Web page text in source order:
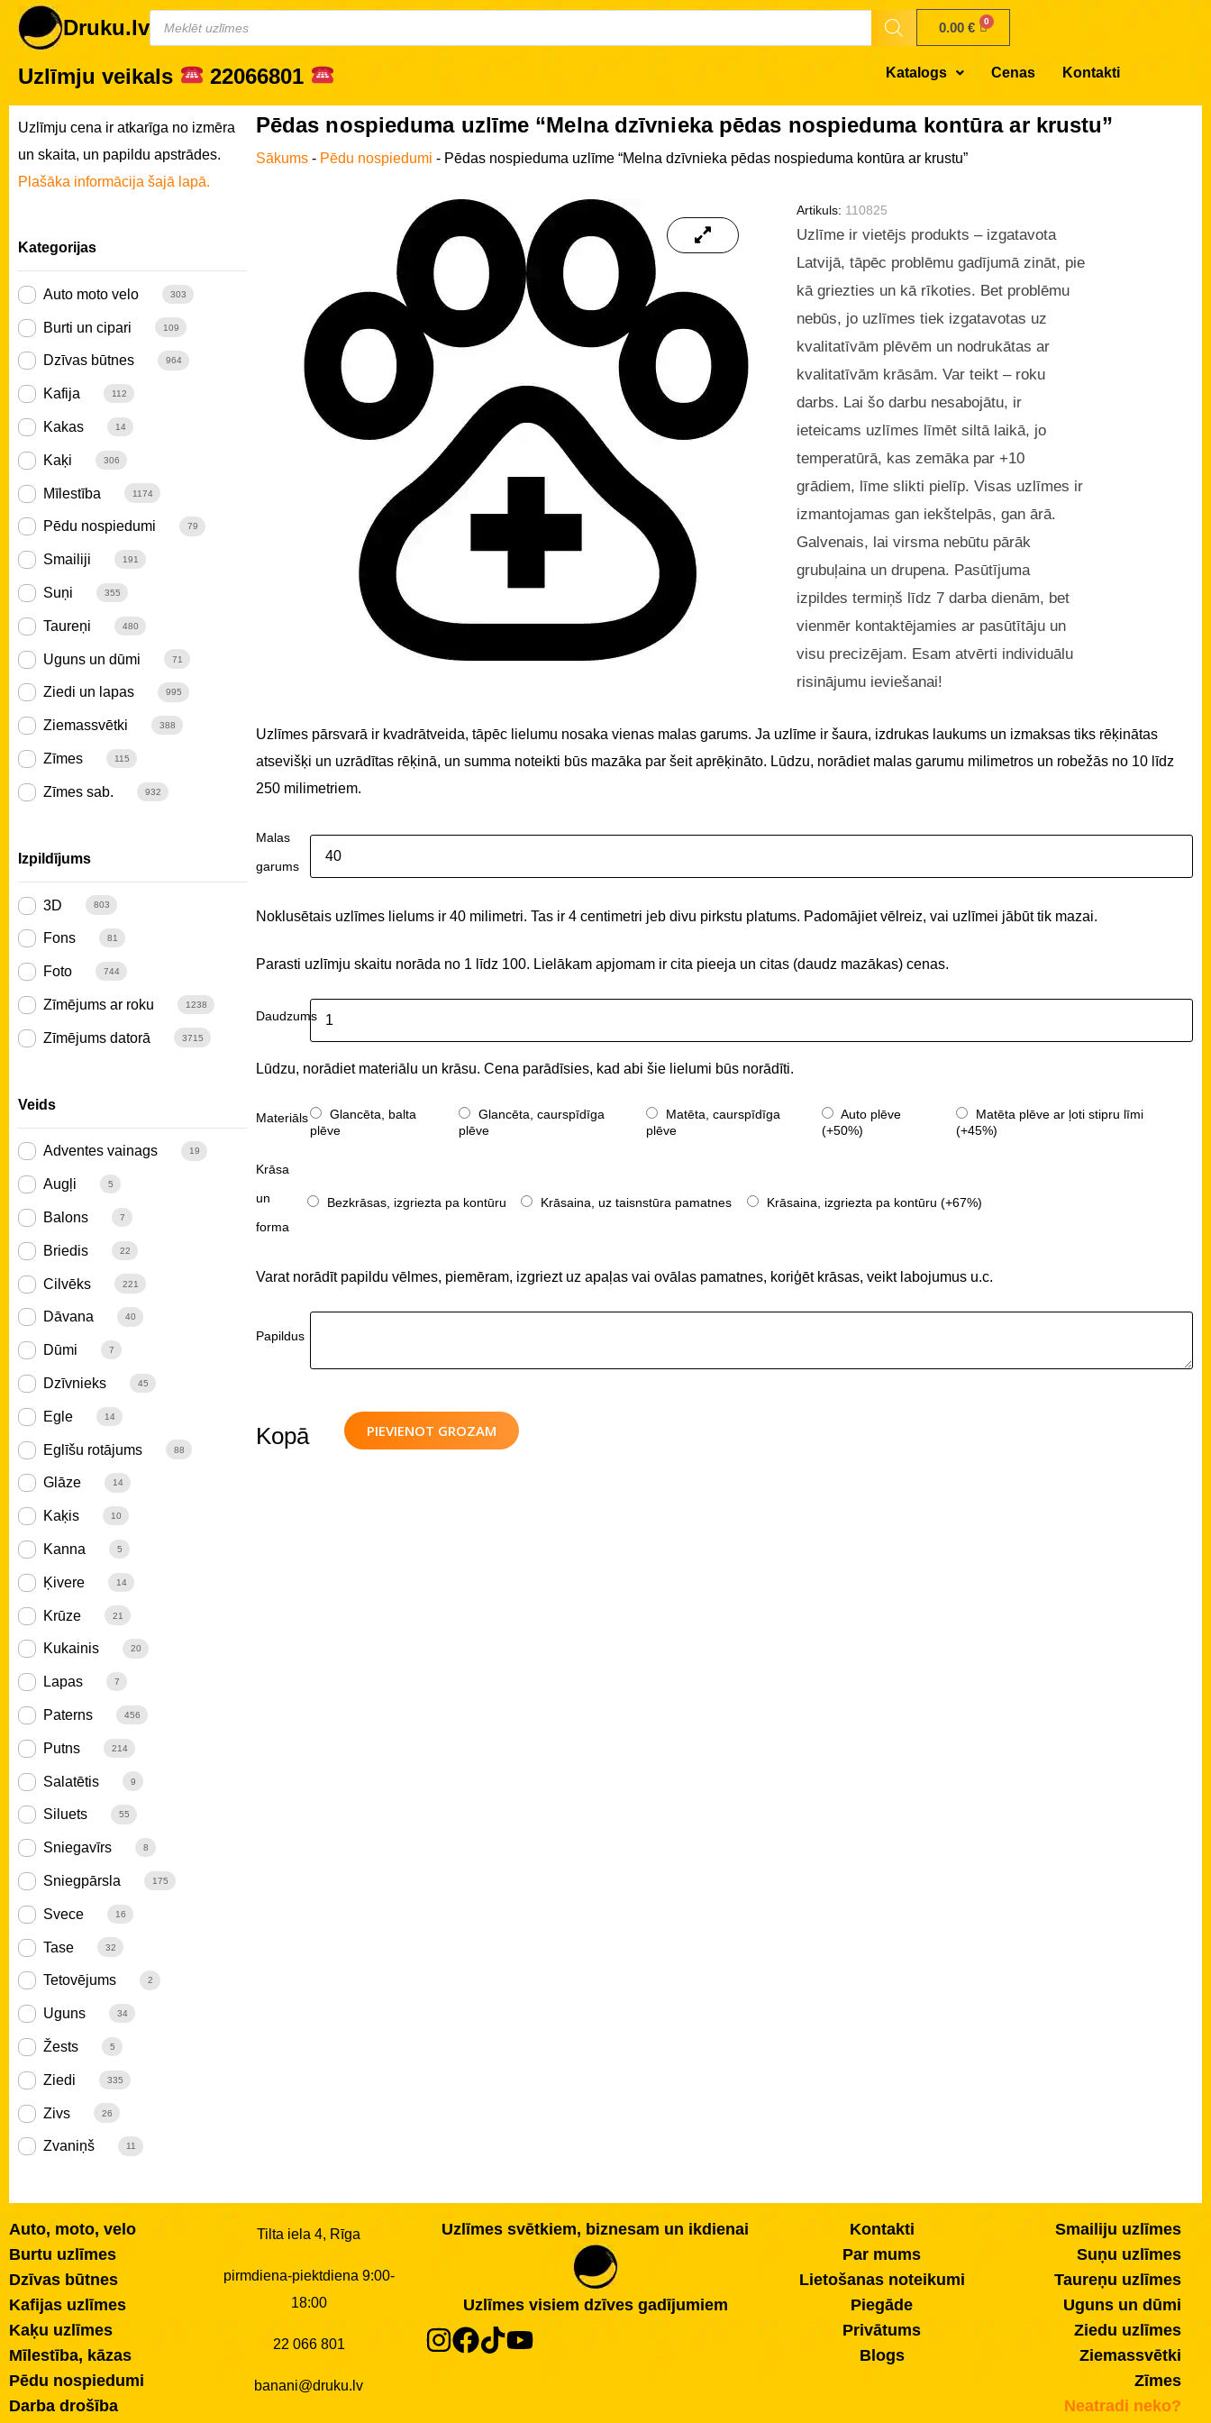
Druku.lv 0.00€
Uzlīmju veikals 22066801 Katalogs Cenas Kontakti
Uzlīmju cena ir atkarīga no izmēra
un skaita, un papildu apstrādes.
Plašāka informācija šajā lapā.
Kategorijas
Auto moto velo 303
Burti un cipari 109
Dzīvas būtnes 964
Kafija 112
Kakas 14
Kaķi 306
Mīlestība 1174
Pēdu nospiedumi 79
Smailiji 191
Suņi 355
Taureņi 480
Uguns un dūmi 71
Ziedi un lapas 995
Ziemassvētki 388
Zīmes 115
Zīmes sab. 932
Izpildījums
3D 803
Fons 81
Foto 744
Zīmējums ar roku 1238
Zīmējums datorā 3715
Veids
Adventes vainags 19
Augļi 5
Balons 7
Briedis 22
Cilvēks 221
Dāvana 40
Dūmi 7
Dzīvnieks 45
Egle 14
Eglīšu rotājums 88
Glāze 14
Kaķis 10
Kanna 5
Ķivere 14
Krūze 21
Kukainis 20
Lapas 7
Paterns 456
Putns 214
Salatētis 9
Siluets 55
Sniegavīrs 8
Sniegpārsla 175
Svece 16
Tase 32
Tetovējums 2
Uguns 34
Žests 5
Ziedi 335
Zivs 26
Zvaniņš 11
Pēdas nospieduma uzlīme “Melna dzīvnieka pēdas nospieduma kontūra ar krustu”
Sākums- Pēdu nospiedumi - Pēdas nospieduma uzlīme “Melna dzīvnieka pēdas nospieduma kontūra ar krustu”
Artikuls: 110825
Uzlīme ir vietējs produkts – izgatavota
Latvijā, tāpēc problēmu gadījumā zināt, pie
kā griezties un kā rīkoties. Bet problēmu
nebūs, jo uzlīmes tiek izgatavotas uz
kvalitatīvām plēvēm un nodrukātas ar
kvalitatīvām krāsām. Var teikt – roku
darbs. Lai šo darbu nesabojātu, ir
ieteicams uzlīmes līmēt siltā laikā, jo
temperatūrā, kas zemāka par +10
grādiem, līme slikti pielīp. Visas uzlīmes ir
izmantojamas gan iekštelpās, gan ārā.
Galvenais, lai virsma nebūtu pārāk
grubuļaina un drupena. Pasūtījuma
izpildes termiņš līdz 7 darba dienām, bet
vienmēr kontaktējamies ar pasūtītāju un
visu precizējam. Esam atvērti individuālu
risinājumu ieviešanai!
Uzlīmes pārsvarā ir kvadrātveida, tāpēc lielumu nosaka vienas malas garums. Ja uzlīme ir šaura, izdrukas laukums un izmaksas tiks rēķinātas
atsevišķi un uzrādītas rēķinā, un summa noteikti būs mazāka par šeit aprēķināto. Lūdzu, norādiet malas garumu milimetros un robežās no 10 līdz
250 milimetriem.
Malas
garums
Noklusētais uzlīmes lielums ir 40 milimetri. Tas ir 4 centimetri jeb divu pirkstu platums. Padomājiet vēlreiz, vai uzlīmei jābūt tik mazai.
Parasti uzlīmju skaitu norāda no 1 līdz 100. Lielākam apjomam ir cita pieeja un citas (daudz mazākas) cenas.
Daudzums
Lūdzu, norādiet materiālu un krāsu. Cena parādīsies, kad abi šie lielumi būs norādīti.
Materiāls
Glancēta, balta
plēve
Glancēta, caurspīdīga
plēve
Matēta, caurspīdīga
plēve
Auto plēve
(+50%)
Matēta plēve ar ļoti stipru līmi
(+45%)
Krāsa
un
forma
Bezkrāsas, izgriezta pa kontūru Krāsaina, uz taisnstūra pamatnes Krāsaina, izgriezta pa kontūru (+67%)
Varat norādīt papildu vēlmes, piemēram, izgriezt uz apaļas vai ovālas pamatnes, koriģēt krāsas, veikt labojumus u.c.
Papildus
PIEVIENOT GROZAM
Kopā
Auto, moto, velo
Burtu uzlīmes
Dzīvas būtnes
Kafijas uzlīmes
Kaķu uzlīmes
Mīlestība, kāzas
Pēdu nospiedumi
Darba drošība
Tilta iela 4, Rīga
pirmdiena-piektdiena 9:00-
18:00
22 066 801
banani@druku.lv
Uzlīmes svētkiem, biznesam un ikdienai
Uzlīmes visiem dzīves gadījumiem
Kontakti
Par mums
Lietošanas noteikumi
Piegāde
Privātums
Blogs
Smailiju uzlīmes
Suņu uzlīmes
Taureņu uzlīmes
Uguns un dūmi
Ziedu uzlīmes
Ziemassvētki
Zīmes
Neatradi neko?